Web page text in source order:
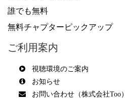
誰でも無料
無料チャプターピックアップ
ご利用案内
視聴環境のご案内
お知らせ
お問い合わせ（株式会社Too）